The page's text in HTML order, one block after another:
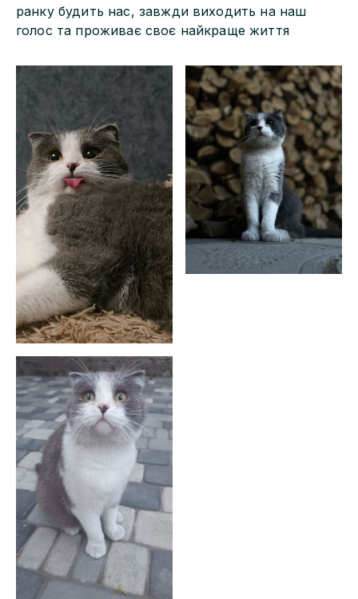
ранку будить нас, завжди виходить на наш
голос та проживає своє найкраще життя